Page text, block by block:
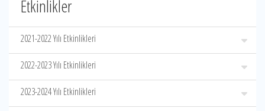
Etkinlikler
2021-2022 Yılı Etkinlikleri
2022-2023 Yılı Etkinlikleri
2023-2024 Yılı Etkinlikleri